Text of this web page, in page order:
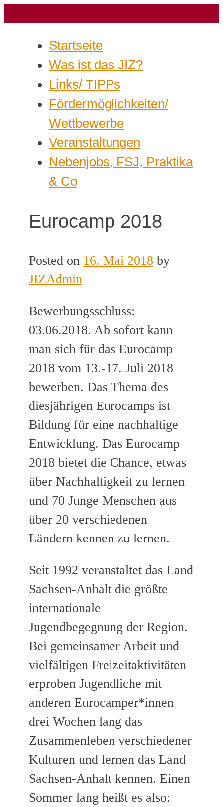
Startseite
Was ist das JIZ?
Links/ TIPPs
Fördermöglichkeiten/
Wettbewerbe
Veranstaltungen
Nebenjobs, FSJ, Praktika
& Co
Eurocamp 2018
Posted on 16. Mai 2018 by
JIZAdmin
Bewerbungsschluss:
03.06.2018. Ab sofort kann
man sich für das Eurocamp
2018 vom 13.-17. Juli 2018
bewerben. Das Thema des
diesjährigen Eurocamps ist
Bildung für eine nachhaltige
Entwicklung. Das Eurocamp
2018 bietet die Chance, etwas
über Nachhaltigkeit zu lernen
und 70 Junge Menschen aus
über 20 verschiedenen
Ländern kennen zu lernen.
Seit 1992 veranstaltet das Land
Sachsen-Anhalt die größte
internationale
Jugendbegegnung der Region.
Bei gemeinsamer Arbeit und
vielfältigen Freizeitaktivitäten
erproben Jugendliche mit
anderen Eurocamper*innen
drei Wochen lang das
Zusammenleben verschiedener
Kulturen und lernen das Land
Sachsen-Anhalt kennen. Einen
Sommer lang heißt es also: